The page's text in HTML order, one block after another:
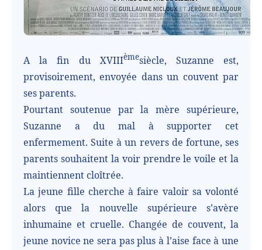
A la fin du XVIIIèmesiècle, Suzanne est,
provisoirement, envoyée dans un couvent par
ses parents.
Pourtant soutenue par la mère supérieure,
Suzanne a du mal à supporter cet
enfermement. Suite à un revers de fortune, ses
parents souhaitent la voir prendre le voile et la
maintiennent cloîtrée.
La jeune fille cherche à faire valoir sa volonté
alors que la nouvelle supérieure s’avère
inhumaine et cruelle. Changée de couvent, la
jeune novice ne sera pas plus à l’aise face à une